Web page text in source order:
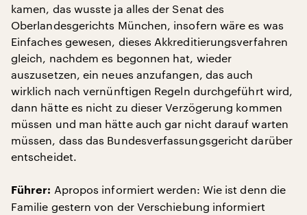
kamen, das wusste ja alles der Senat des
Oberlandesgerichts München, insofern wäre es was
Einfaches gewesen, dieses Akkreditierungsverfahren
gleich, nachdem es begonnen hat, wieder
auszusetzen, ein neues anzufangen, das auch
wirklich nach vernünftigen Regeln durchgeführt wird,
dann hätte es nicht zu dieser Verzögerung kommen
müssen und man hätte auch gar nicht darauf warten
müssen, dass das Bundesverfassungsgericht darüber
entscheidet.
Führer: Apropos informiert werden: Wie ist denn die
Familie gestern von der Verschiebung informiert